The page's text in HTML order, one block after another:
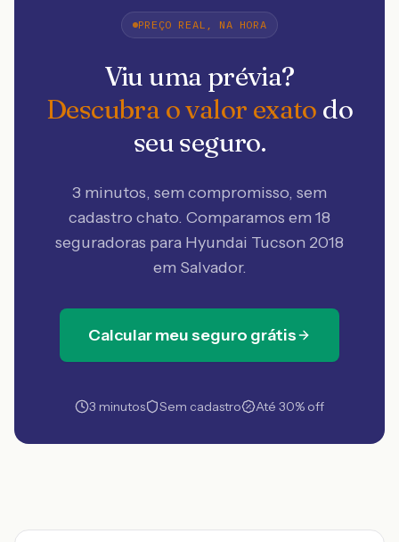
PREÇO REAL, NA HORA
Viu uma prévia?
Descubra o valor exato do
seu seguro.
3 minutos, sem compromisso, sem
cadastro chato. Comparamos em 18
seguradoras para Hyundai Tucson 2018
em Salvador.
Calcular meu seguro grátis
3 minutos Sem cadastro Até 30% off